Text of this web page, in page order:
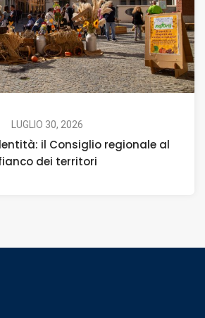
LUGLIO 30, 2026
il Consiglio regionale al
dei territori